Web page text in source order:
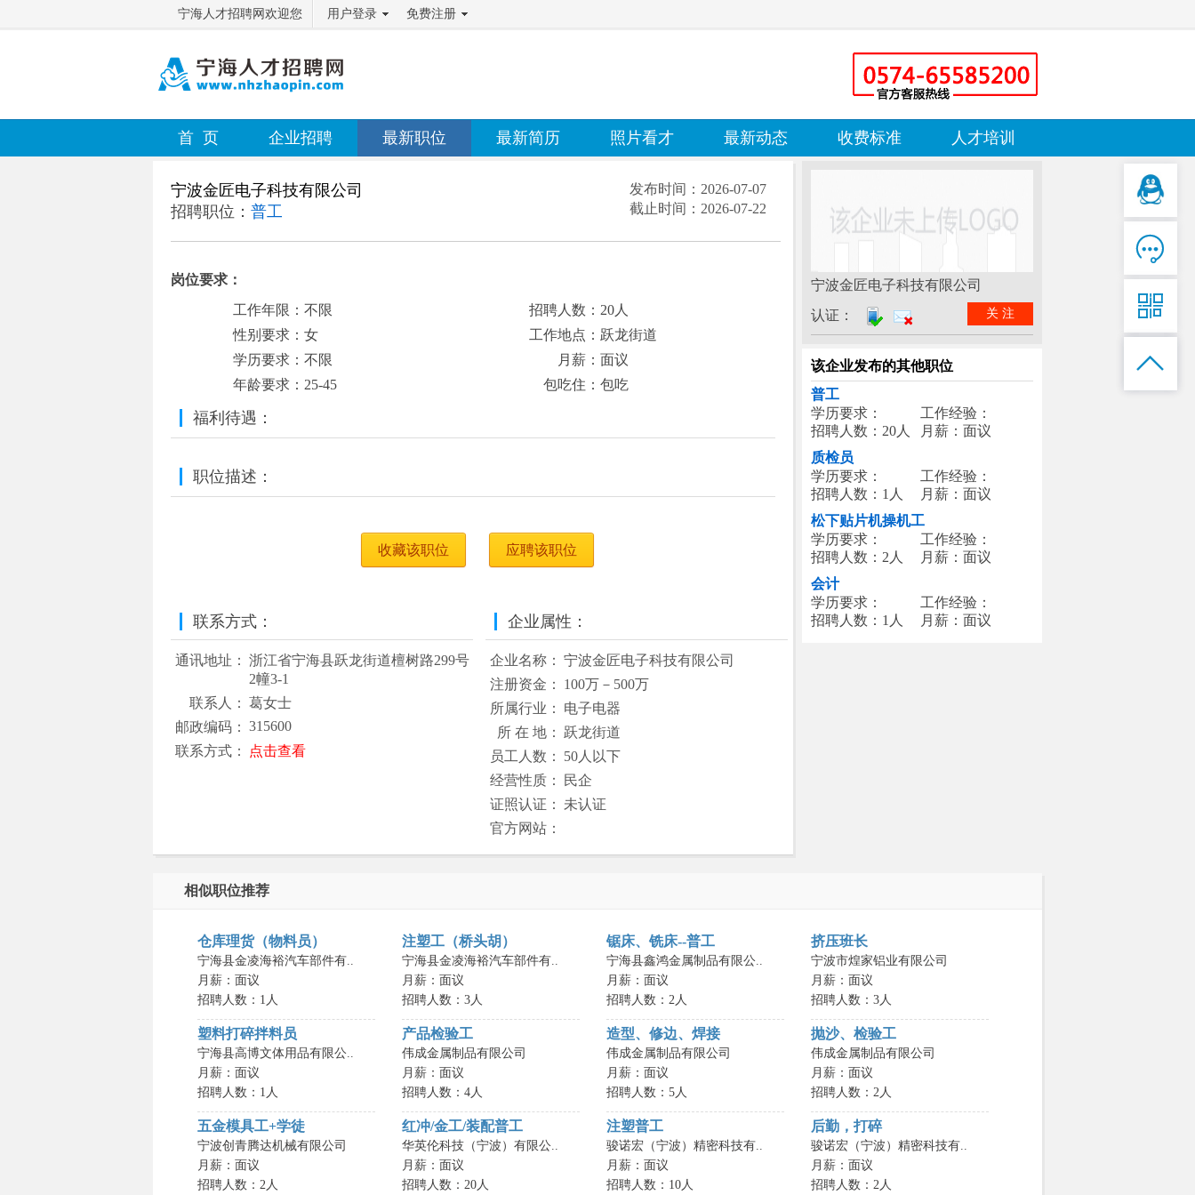
宁海人才招聘网欢迎您 用户登录 免费注册
首 页 企业招聘 最新职位 最新简历 照片看才 最新动态 收费标准 人才培训
宁波金匠电子科技有限公司
招聘职位： 普工
发布时间： 2026-07-07
截止时间： 2026-07-22
岗位要求：
工作年限：不限
性别要求：女
学历要求：不限
年龄要求：25-45
招聘人数：20人
工作地点：跃龙街道
月薪：面议
包吃住：包吃
福利待遇：
职位描述：
收藏该职位 应聘该职位
联系方式：
通讯地址：
浙江省宁海县跃龙街道檀树路299号
2幢3-1
联系人：
葛女士
邮政编码：
315600
联系方式：
点击查看
企业属性：
企业名称：
宁波金匠电子科技有限公司
注册资金：
100万－500万
所属行业：
电子电器
所 在 地：
跃龙街道
员工人数：
50人以下
经营性质：
民企
证照认证：
未认证
官方网站：
宁波金匠电子科技有限公司
认证：
关 注
该企业发布的其他职位
普工
学历要求：
工作经验：
招聘人数：20人
月薪：面议
质检员
学历要求：
工作经验：
招聘人数：1人
月薪：面议
松下贴片机操机工
学历要求：
工作经验：
招聘人数：2人
月薪：面议
会计
学历要求：
工作经验：
招聘人数：1人
月薪：面议
相似职位推荐
仓库理货（物料员）
宁海县金凌海裕汽车部件有..
月薪：面议
招聘人数：1人
注塑工（桥头胡）
宁海县金凌海裕汽车部件有..
月薪：面议
招聘人数：3人
锯床、铣床--普工
宁海县鑫鸿金属制品有限公..
月薪：面议
招聘人数：2人
挤压班长
宁波市煌家铝业有限公司
月薪：面议
招聘人数：3人
塑料打碎拌料员
宁海县高博文体用品有限公..
月薪：面议
招聘人数：1人
产品检验工
伟成金属制品有限公司
月薪：面议
招聘人数：4人
造型、修边、焊接
伟成金属制品有限公司
月薪：面议
招聘人数：5人
抛沙、检验工
伟成金属制品有限公司
月薪：面议
招聘人数：2人
五金模具工+学徒
宁波创青腾达机械有限公司
月薪：面议
招聘人数：2人
红冲/金工/装配普工
华英伦科技（宁波）有限公..
月薪：面议
招聘人数：20人
注塑普工
骏诺宏（宁波）精密科技有..
月薪：面议
招聘人数：10人
后勤，打碎
骏诺宏（宁波）精密科技有..
月薪：面议
招聘人数：2人


